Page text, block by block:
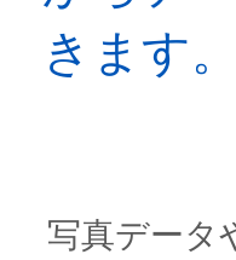
きます。
写真データ